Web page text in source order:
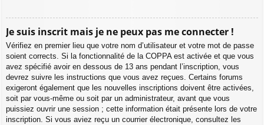
Je suis inscrit mais je ne peux pas me connecter !
Vérifiez en premier lieu que votre nom d’utilisateur et votre mot de passe
soient corrects. Si la fonctionnalité de la COPPA est activée et que vous
avez spécifié avoir en dessous de 13 ans pendant l’inscription, vous
devrez suivre les instructions que vous avez reçues. Certains forums
exigeront également que les nouvelles inscriptions doivent être activées,
soit par vous-même ou soit par un administrateur, avant que vous
puissiez ouvrir une session ; cette information était présente lors de votre
inscription. Si vous aviez reçu un courrier électronique, consultez les